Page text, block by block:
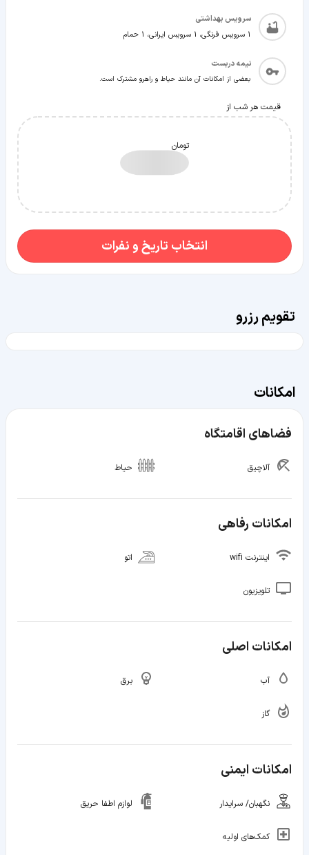
تقویم رزرو
امکانات
فضاهای اقامتگاه
آلاچیق حیاط
امکانات رفاهی
اینترنت wifi اتو
تلویزیون
امکانات اصلی
آب برق
گاز
امکانات ایمنی
نگهبان/ سرایدار لوازم اطفا حریق
کمک‌های اولیه
سرویس بهداشتی
1 سرویس فرنگی، 1 سرویس ایرانی، 1 حمام
نیمه دربست
بعضی از امکانات آن مانند حیاط و راهرو مشترک است.
قیمت هر شب از
تومان
انتخاب تاریخ و نفرات